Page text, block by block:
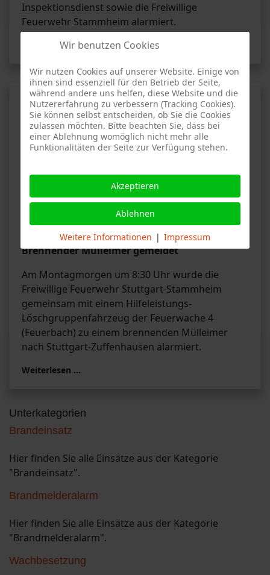
Inspektionsdienst sowie die Freiwillige
Feuerwehr Stammheim alarmiert.
Weiterlesen …
Brand 1 - Unterländer Straße,
Stuttgart-Zuffenhausen
Bericht der Feuerwehr Stuttgart-Stammheim
vom 18.05.2026
Brennender Mülleimer gemeldet
Am Montagmorgen um 8:30 Uhr wurde die
Freiwillige Feuerwehr Stuttgart-Stammheim
gemeinsam mit einem Hilfeleistungs-
Löschgruppenfahrzeug der Feuerwache 4
(Feuerbach) zu einem brennenden Mülleimer
nach Stuttgart-Zuffenhausen alarmiert.
Weiterlesen …
Unterkategorien
Brandeinsatz
Hier finden Sie alle Einsätze aus der Kategorie
"Brandeinsatz".
Brandmelderalarm
Hier finden Sie alle Einsätze aus der Kategorie
"Brandmelderalarm".
Wachbesetzung
Wir benutzen Cookies
Wir nutzen Cookies auf unserer Website. Einige von
ihnen sind essenziell für den Betrieb der Seite,
während andere uns helfen, diese Website und die
Nutzererfahrung zu verbessern (Tracking Cookies).
Sie können selbst entscheiden, ob Sie die Cookies
zulassen möchten. Bitte beachten Sie, dass bei
einer Ablehnung womöglich nicht mehr alle
Funktionalitäten der Seite zur Verfügung stehen.
Akzeptieren
Ablehnen
Weitere Informationen | Impressum